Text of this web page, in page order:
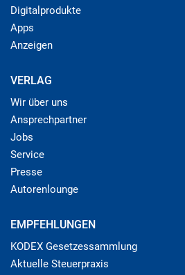
Digitalprodukte
Apps
Anzeigen
VERLAG
Wir über uns
Ansprechpartner
Jobs
Service
Presse
Autorenlounge
EMPFEHLUNGEN
KODEX Gesetzessammlung
Aktuelle Steuerpraxis